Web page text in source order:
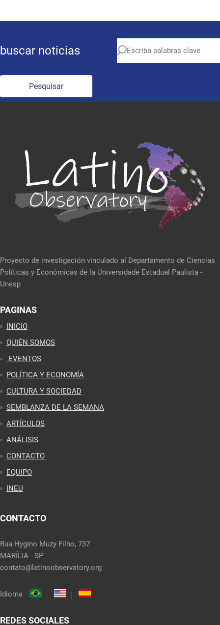
buscar noticias
Pesquisar
Proyecto de investigación vinculado al Departamento de Ciencias
Políticas y Económicas de la Universidade Estadual Paulista -
Unesp
PAGINAS
INICIO
QUIÉN SOMOS
EVENTOS
POLÍTICA Y ECONOMÍA
CULTURA Y SOCIEDAD
SEMBLANZA DE LA SEMANA
ARTÍCULOS
ANÁLISIS
CONTACTO
EQUIPO
INEU
CONTACTO
Rua Hygino Muzy Filho, 737
MARÍLIA - SP
contato@latinoobservatory.org
Idioma
REDES SOCIALES